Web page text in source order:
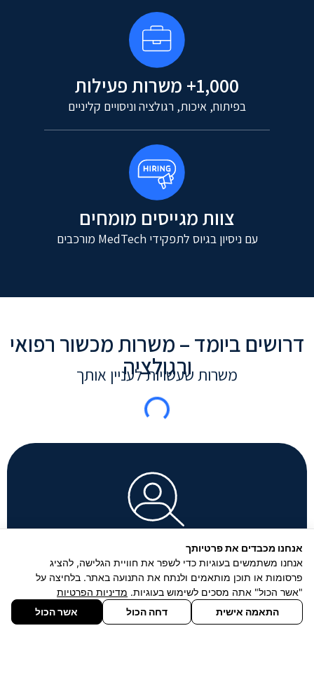
1,000+ משרות פעילות
בפיתוח, איכות, רגולציה וניסויים קליניים
צוות מגייסים מומחים
עם ניסיון בגיוס לתפקידי MedTech מורכבים
דרושים ביומד – משרות מכשור רפואי
ורגולציה
משרות שעשויות לעניין אותך
סוכן/נת מכירות שטח
בתחום הביולוגיה
לחברה ותיקה ומובילה בתחום
הכימיקלים ומוצרי הביולוגיה,
להצטרפות...
לפרטים נוספים
מגייסים שליחת קו"ח אזור אישי
אנחנו מכבדים את פרטיותך
אנחנו משתמשים בעוגיות כדי לשפר את חוויית הגלישה, להציג
פרסומות או תוכן מותאמים ולנתח את התנועה באתר. בלחיצה על
"אשר הכול" אתה מסכים לשימוש בעוגיות. מדיניות הפרטיות
התאמה אישית
דחה הכול אשר הכול